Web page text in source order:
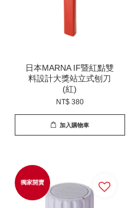
日本MARNA IF暨紅點雙
料設計大獎站立式刨刀
(紅)
NT$ 380
加入購物車
獨家開賣